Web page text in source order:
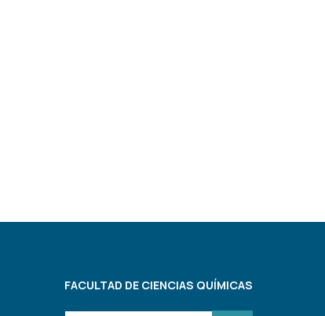
FACULTAD DE CIENCIAS QUÍMICAS